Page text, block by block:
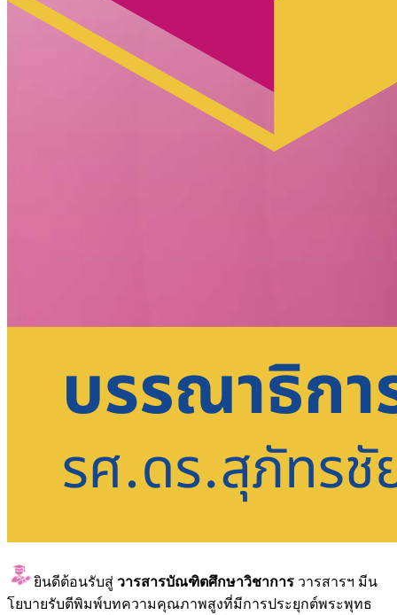
ยินดีต้อนรับสู่ วารสารบัณฑิตศึกษาวิชาการ วารสารฯ มีน
โยบายรับตีพิมพ์บทความคุณภาพสูงที่มีการประยุกต์พระพุทธ